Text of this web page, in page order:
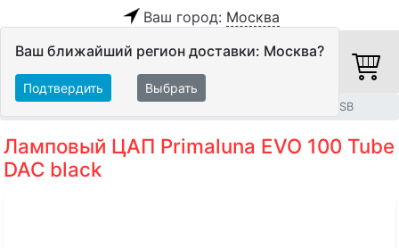
Ваш город: Москва
Ваш ближайший регион доставки: Москва?
Подтвердить Выбрать
ЦАП с поддержкой USB
Ламповый ЦАП Primaluna EVO 100 Tube
DAC black